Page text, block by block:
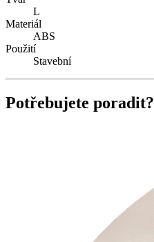
L
Materiál
ABS
Použití
Stavební
Potřebujete poradit?